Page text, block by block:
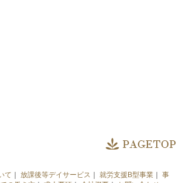
て 放課後等デイサービス 就労支援B型事業
事